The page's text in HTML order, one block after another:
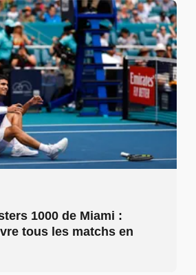
1000 de Miami :
tous les matchs en